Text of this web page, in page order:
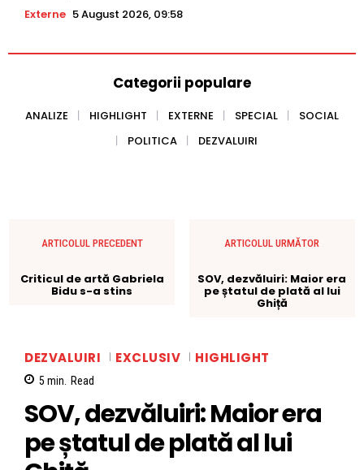
Externe 5 August 2026, 09:58
Categorii populare
ANALIZE HIGHLIGHT EXTERNE SPECIAL
SOCIAL
POLITICA
DEZVALUIRI
ARTICOLUL PRECEDENT
Criticul de artă Gabriela
Bidu s-a stins
ARTICOLUL URMĂTOR
SOV, dezvăluiri: Maior era
pe ștatul de plată al lui
Ghiță